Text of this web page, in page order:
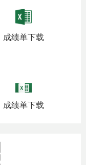
成绩单下载
成绩单下载